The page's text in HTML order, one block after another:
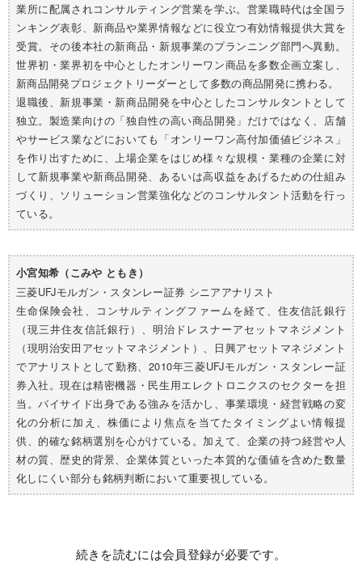
業所に配属されコンサルティング営業を学ぶ。営業職時代は全国ラ
ンキング表彰、新商品や業界情報などに役立つ有効情報提供大賞を
受賞。その後本社の新商品・新規事業のプランニング部門へ異動。
世界初・業界初を中心としたオンリーワン商品を多数企画立案し、
新商品開発プロジェクトリーダーとして多数の商品開発に携わる。
退職後、新規事業・新商品開発を中心としたコンサルタントとして
独立。製造業向けの「独自性の高い商品開発」だけではなく、店舗
やサービス業などにおいても「オンリーワン高付加価値ビジネス」
を作り出すために、上場企業をはじめ様々な規模・業種の企業に対
して新規事業や新商品開発、あるいは高収益をあげるための仕組み
づくり、ソリューション営業強化などのコンサルタント活動を行っ
ている。
小宮知希（こみや ともき）
三菱UFJモルガン・スタンレー証券 シニアアナリスト
生命保険会社、コンサルティングファームを経て、住友信託銀行
（現三井住友信託銀行）、明治ドレスナーアセットマネジメント
（現明治安田アセットマネジメント）、日興アセットマネジメント
でアナリストとして勤務、2010年三菱UFJモルガン・スタンレー証
券入社。現在は精密機器・民生用エレクトロニクスのセクターを担
当。バイサイド出身である強みを活かし、事業環境・経営戦略の変
化の分析に加え、株価により焦点を当てたタイミングよい情報提
供、的確な銘柄選別を心がけている。加えて、企業の持つ経営や人
材の質、歴史的背景、企業体質といった本質的な価値を含めた数量
化しにくい部分も銘柄判断において重要視している。
続きを読むには会員登録が必要です。